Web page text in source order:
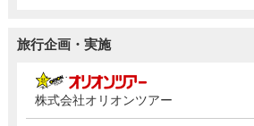
旅行企画・実施
株式会社オリオンツアー